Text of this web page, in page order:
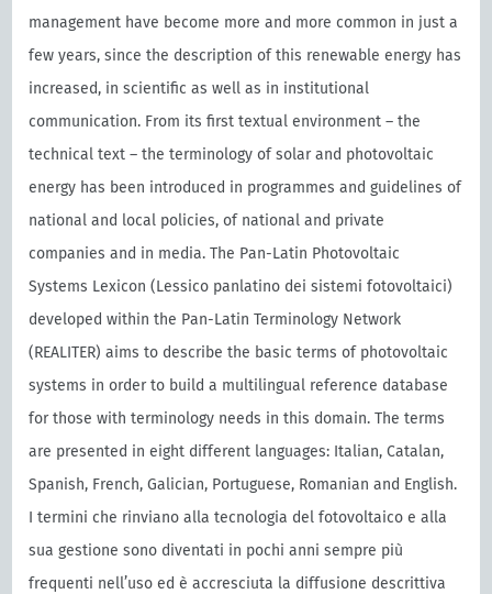
management have become more and more common in just a
few years, since the description of this renewable energy has
increased, in scientific as well as in institutional
communication. From its first textual environment – the
technical text – the terminology of solar and photovoltaic
energy has been introduced in programmes and guidelines of
national and local policies, of national and private
companies and in media. The Pan-Latin Photovoltaic
Systems Lexicon (Lessico panlatino dei sistemi fotovoltaici)
developed within the Pan-Latin Terminology Network
(REALITER) aims to describe the basic terms of photovoltaic
systems in order to build a multilingual reference database
for those with terminology needs in this domain. The terms
are presented in eight different languages: Italian, Catalan,
Spanish, French, Galician, Portuguese, Romanian and English.
I termini che rinviano alla tecnologia del fotovoltaico e alla
sua gestione sono diventati in pochi anni sempre più
frequenti nell’uso ed è accresciuta la diffusione descrittiva